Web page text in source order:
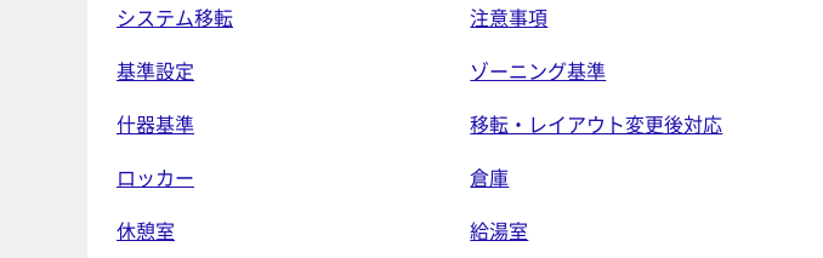
システム移転
注意事項
基準設定
ゾーニング基準
什器基準
移転・レイアウト変更後対応
ロッカー
倉庫
休憩室
給湯室